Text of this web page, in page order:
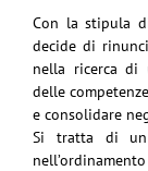
Con la stipula
decide di
nella ricerca di
delle
e consolidare
Si tratta di